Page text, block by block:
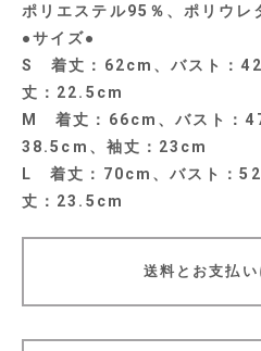
ポリエステル95％、ポリウレ
●サイズ●
S 着丈：62cm、バスト：
丈：22.5cm
M 着丈：66cm、バスト：
38.5cm、袖丈：23cm
L 着丈：70cm、バスト：
丈：23.5cm
送料とお支払い